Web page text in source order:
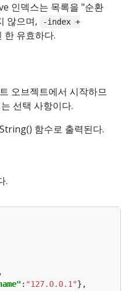
인덱스는 목록을 "순환
않으며,
-index +
한 유효하다.
오브젝트에서 시작하므
선택 사항이다.
함수로 출력된다.
.
: "127.0.0.1"